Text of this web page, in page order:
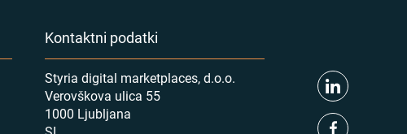
Kontaktni podatki
Styria digital marketplaces, d.o.o.
Verovškova ulica 55
1000 Ljubljana